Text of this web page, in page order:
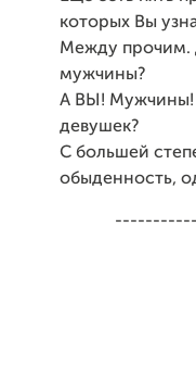
которых Вы
Между прочим.
мужчины?
А ВЫ! Мужчины!
девушек?
С большей
обыденность,